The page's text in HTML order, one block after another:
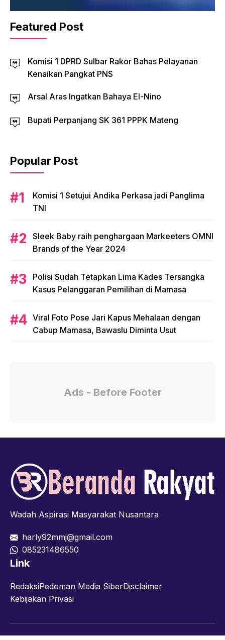
Featured Post
Komisi 1 DPRD Sulbar Rakor Bahas Pelayanan
Kenaikan Pangkat PNS
Arsal Aras Ingatkan Bahaya El-Nino
Bupati Perpanjang SK 361 PPPK Mateng
Popular Post
Komisi 1 Setujui Andika Perkasa jadi Panglima
TNI
Sleek Baby raih penghargaan Markeeters OMNI
Brands of the Year 2024
Polisi Sudah Tetapkan Lima Kades Tersangka
Kasus Pelanggaran Pemilihan di Mamasa
Viral Foto Pose Jari Kapus Mehalaan dengan
Cabup Mamasa, Bawaslu Diminta Usut
Ads - Before Footer
Wadah Aspirasi Masyarakat Nusantara
harly92mmj@gmail.com
085231486550
Link
RedaksiPedoman Media SiberDisclaimer
Kebijakan Privasi